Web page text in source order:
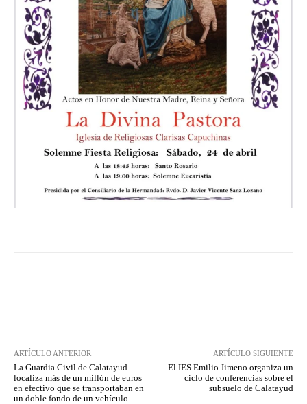
ARTÍCULO ANTERIOR
La Guardia Civil de Calatayud
localiza más de un millón de euros
en efectivo que se transportaban en
un doble fondo de un vehículo
ARTÍCULO SIGUIENTE
El IES Emilio Jimeno organiza un
ciclo de conferencias sobre el
subsuelo de Calatayud